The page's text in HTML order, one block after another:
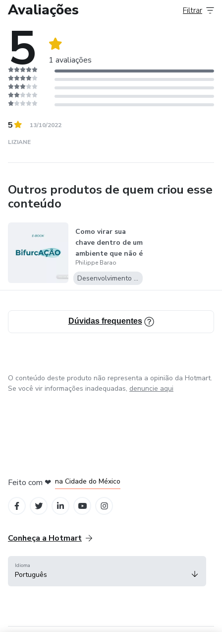
Avaliações
5 1 avaliações
Filtrar
5 13/10/2022
LIZIANE
Outros produtos de quem criou esse
conteúdo
Como virar sua
chave dentro de um
ambiente que não é
propíci...
Philippe Barao
Desenvolvimento Pessoal
Dúvidas frequentes
O conteúdo deste produto não representa a opinião da Hotmart.
Se você vir informações inadequadas, denuncie aqui
Feito com ❤ na Cidade do México
Conheça a Hotmart
Idioma
Português